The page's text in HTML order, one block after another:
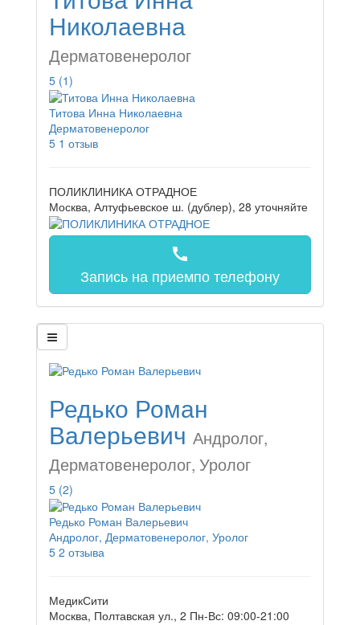
Николаевна
Дерматовенеролог
5 (1)
Титова Инна Николаевна
Дерматовенеролог
5 1 отзыв
ПОЛИКЛИНИКА ОТРАДНОЕ
Москва, Алтуфьевское ш. (дублер), 28 уточняйте
call
Запись на приемпо телефону
Редько Роман
Валерьевич Андролог,
Дерматовенеролог, Уролог
5 (2)
Редько Роман Валерьевич
Андролог, Дерматовенеролог, Уролог
5 2 отзыва
МедикСити
Москва, Полтавская ул., 2 Пн-Вс: 09:00-21:00